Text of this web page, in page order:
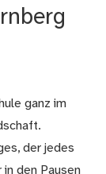
ganz im
der jedes
den Pausen